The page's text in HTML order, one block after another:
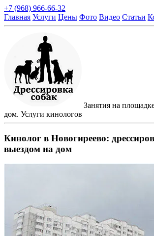
+7 (968) 966-66-32
Главная Услуги Цены Фото Видео Статьи
Занятия на
дом. Услуги кинологов
Кинолог в Новогиреево:
выездом на дом